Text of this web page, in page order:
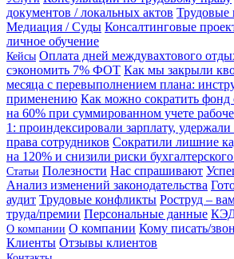
документов / локальных актов Трудовые
Медиация / Суды Консалтинговые
личное обучение
Кейсы Оплата дней междувахтового
сэкономить 7% ФОТ Как мы закрыли
месяца с перевыполнением плана:
применению Как можно сократить фонд
на 60% при суммированном учете
1: проиндексировали зарплату,
права сотрудников Сократили лишние
на 120% и снизили риски бухгалтерского
Статьи Полезности Нас спрашивают
Анализ изменений законодательства
аудит Трудовые конфликты Роструд –
труда/премии Персональные данные
О компании О компании Кому писать/
Клиенты Отзывы клиентов